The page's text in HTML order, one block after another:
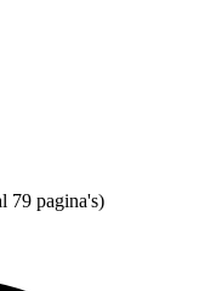
79 pagina's)